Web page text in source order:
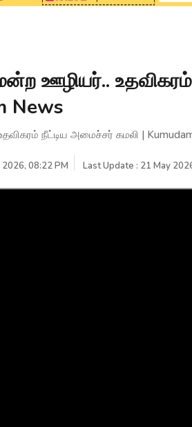
ஊழியர்..
News
நீட்டிய அமைச்சர் கமலி |
2026, 08:22 PM Last Update : 21 May